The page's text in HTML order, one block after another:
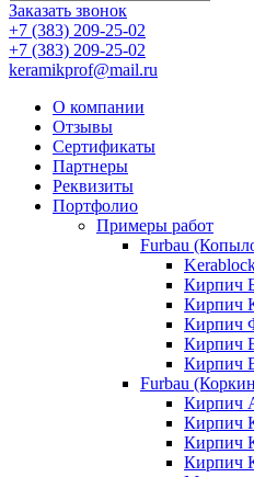
Заказать звонок
+7 (383) 209-25-02
+7 (383) 209-25-02
keramikprof@mail.ru
О компании
Отзывы
Сертификаты
Партнеры
Реквизиты
Портфолио
Примеры работ
Furbau
Кирпич
Кирпич
Кирпич
Кирпич
Кирпич
Furbau
Кирпич
Кирпич
Кирпич
Кирпич